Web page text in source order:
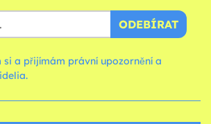
ODEBÍRAT
si a přijímám právní upozornění a